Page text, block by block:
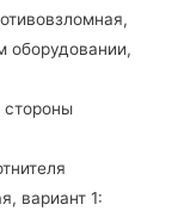
оборудовании,
стороны
вариант 1: